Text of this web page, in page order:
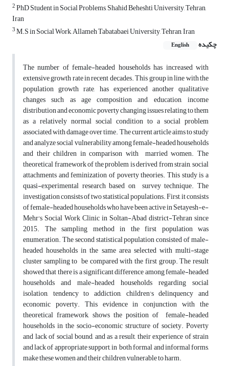
2PhD Student in Social Problems, Shahid Beheshti University, Tehran,
Iran
3M.S in Social Work, Allameh Tabatabaei University, Tehran, Iran
چکیده
English
The number of female-headed households has increased with
extensive growth rate in recent decades. This group in line with the
population growth rate, has experienced another qualitative
changes such as age composition and education, income
distribution and economic poverty changing issues relating to them
as a relatively normal social condition to a social problem
associated with damage over time. The current article aims to study
and analyze social vulnerability among female-headed households
and their children in comparison with married women. The
theoretical framework of the problem is derived from strain, social
attachments and feminization of poverty theories. This study is a
quasi-experimental research based on survey technique. The
investigation consists of two statistical populations. First, it consists
of female-headed households who have been active in Setayesh-e-
Mehr's Social Work Clinic in Soltan-Abad district-Tehran since
2015. The sampling method in the first population was
enumeration. The second statistical population consisted of male-
headed households in the same area selected with multi-stage
cluster sampling to be compared with the first group. The result
showed that there is a significant difference among female-headed
households and male-headed households regarding social
isolation, tendency to addiction, children's delinquency and
economic poverty. This evidence in conjunction with the
theoretical framework, shows the position of female-headed
households in the socio-economic structure of society. Poverty
and lack of social bound, and as a result, their experience of strain
and lack of appropriate support, in both formal and informal forms,
make these women and their children vulnerable to harm.